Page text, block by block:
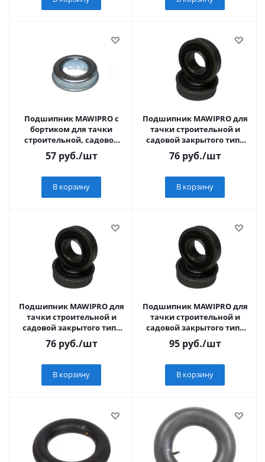
Подшипник MAWIPRO с
бортиком для тачки
строительной, садовой
(серый) 35/20мм.
57руб./шт
В корзину
Подшипник MAWIPRO для
тачки строительной и
садовой закрытого типа
(черный) 35/20мм
76руб./шт
В корзину
Подшипник MAWIPRO для
тачки строительной и
садовой закрытого типа
(черный) 35/16мм.
76руб./шт
В корзину
Подшипник MAWIPRO для
тачки строительной и
садовой закрытого типа
(черный) 35/12мм.
95руб./шт
В корзину